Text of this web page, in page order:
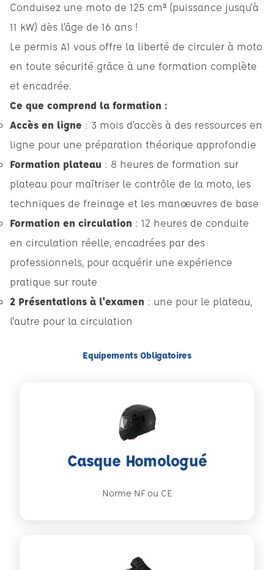
Conduisez une moto de 125 cm³ (puissance jusqu'à
11 kW) dès l’âge de 16 ans !
Le permis A1 vous offre la liberté de circuler à moto
en toute sécurité grâce à une formation complète
et encadrée.
Ce que comprend la formation :
Accès en ligne : 3 mois d’accès à des ressources en
ligne pour une préparation théorique approfondie
Formation plateau : 8 heures de formation sur
plateau pour maîtriser le contrôle de la moto, les
techniques de freinage et les manœuvres de base
Formation en circulation : 12 heures de conduite
en circulation réelle, encadrées par des
professionnels, pour acquérir une expérience
pratique sur route
2 Présentations à l'examen : une pour le plateau,
l'autre pour la circulation
Equipements Obligatoires
Casque Homologué
Norme NF ou CE